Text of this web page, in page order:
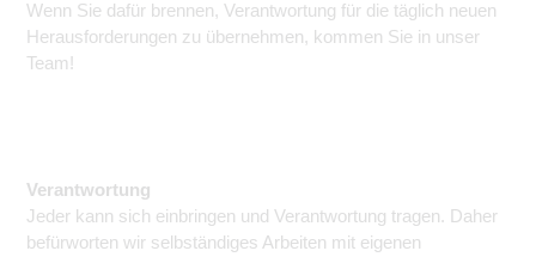
Wenn Sie dafür brennen, Verantwortung für die täglich neuen
Herausforderungen zu übernehmen, kommen Sie in unser
Team!
Verantwortung
Jeder kann sich einbringen und Verantwortung tragen. Daher
befürworten wir selbständiges Arbeiten mit eigenen